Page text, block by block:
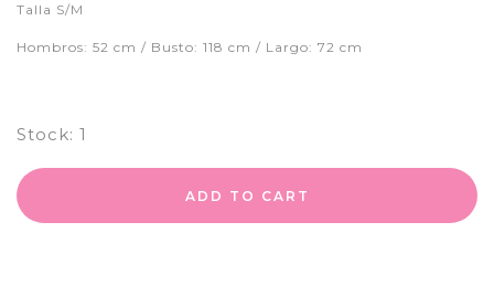
Talla S/M
Hombros: 52 cm / Busto: 118 cm / Largo: 72 cm
Stock: 1
ADD TO CART